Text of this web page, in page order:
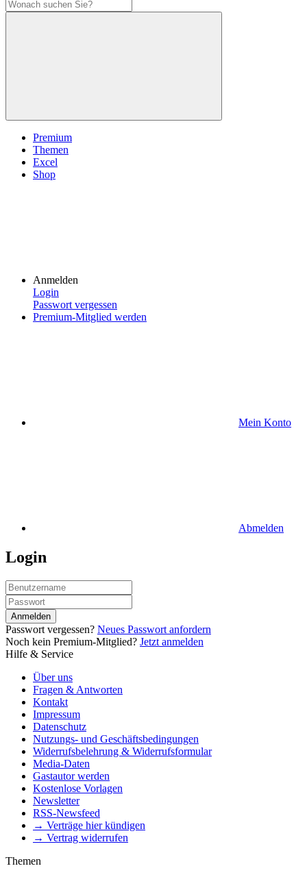
Premium
Themen
Excel
Shop
Anmelden
Login
Passwort vergessen
Premium-Mitglied werden
Mein Konto
Abmelden
Login
Anmelden
Passwort vergessen? Neues Passwort anfordern
Noch kein Premium-Mitglied? Jetzt anmelden
Hilfe & Service
Über uns
Fragen & Antworten
Kontakt
Impressum
Datenschutz
Nutzungs- und Geschäftsbedingungen
Widerrufsbelehrung & Widerrufsformular
Media-Daten
Gastautor werden
Kostenlose Vorlagen
Newsletter
RSS-Newsfeed
→ Verträge hier kündigen
→ Vertrag widerrufen
Themen